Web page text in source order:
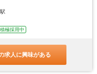
積極採用中
求人に興味がある